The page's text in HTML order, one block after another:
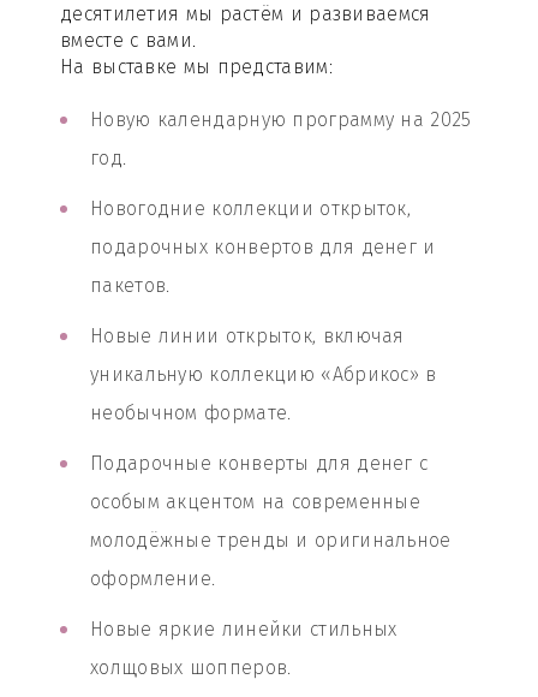
десятилетия мы растём и развиваемся
вместе с вами.
На выставке мы представим:
Новую календарную программу на 2025
год.
Новогодние коллекции открыток,
подарочных конвертов для денег и
пакетов.
Новые линии открыток, включая
уникальную коллекцию «Абрикос» в
необычном формате.
Подарочные конверты для денег с
особым акцентом на современные
молодёжные тренды и оригинальное
оформление.
Новые яркие линейки стильных
холщовых шопперов.